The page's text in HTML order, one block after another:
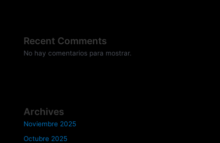
Recent Comments
No hay comentarios para mostrar.
Archives
Noviembre 2025
Octubre 2025